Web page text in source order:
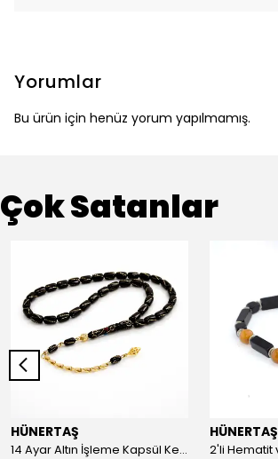
Yorumlar
Bu ürün için henüz yorum yapılmamış.
Çok Satanlar
HÜNERTAŞ
14 Ayar Altın İşleme Kapsül Kesim Oltu Taşı Tespih
HÜNERTAŞ